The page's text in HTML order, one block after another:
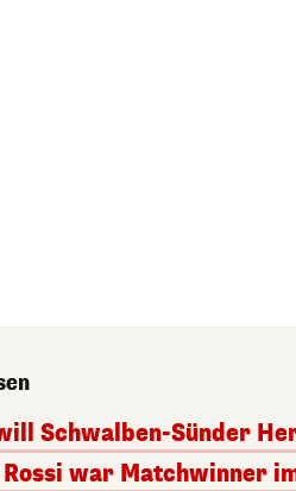
Schwalben-Sünder
war Matchwinner